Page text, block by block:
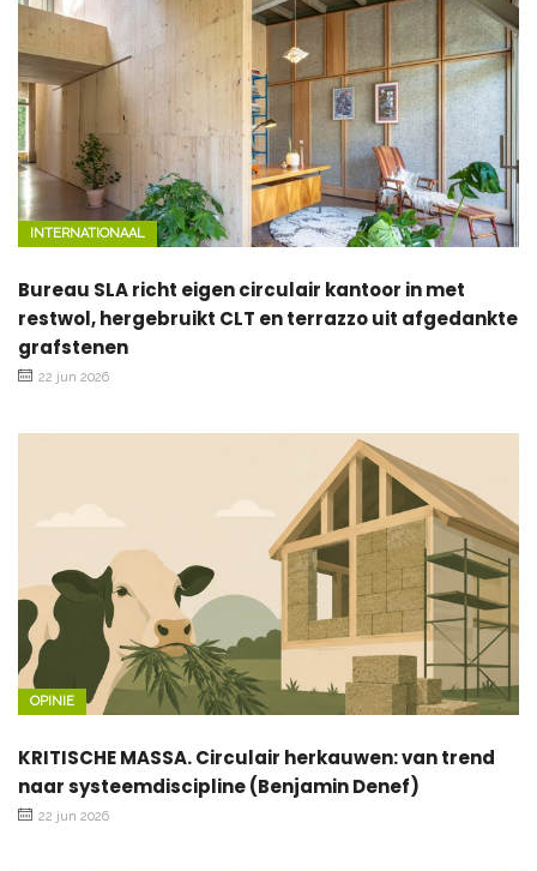
INTERNATIONAAL
Bureau SLA richt eigen circulair kantoor in met
restwol, hergebruikt CLT en terrazzo uit afgedankte
grafstenen
22 jun 2026
OPINIE
KRITISCHE MASSA. Circulair herkauwen: van trend
naar systeemdiscipline (Benjamin Denef)
22 jun 2026